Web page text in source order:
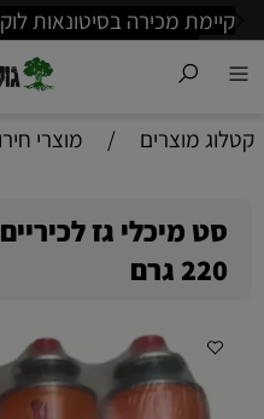
קיימת מכירה
לפרטים נוספים בווצאפ: 0535257066
קטלוג מוצרים / מוצרי
סט מיכלי גז
220 גרם